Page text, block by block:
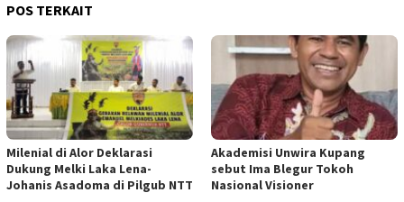
POS TERKAIT
Milenial di Alor Deklarasi
Dukung Melki Laka Lena-
Johanis Asadoma di Pilgub NTT
Akademisi Unwira Kupang
sebut Ima Blegur Tokoh
Nasional Visioner